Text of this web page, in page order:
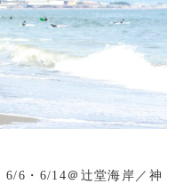
6/6・6/14＠辻堂海岸／神